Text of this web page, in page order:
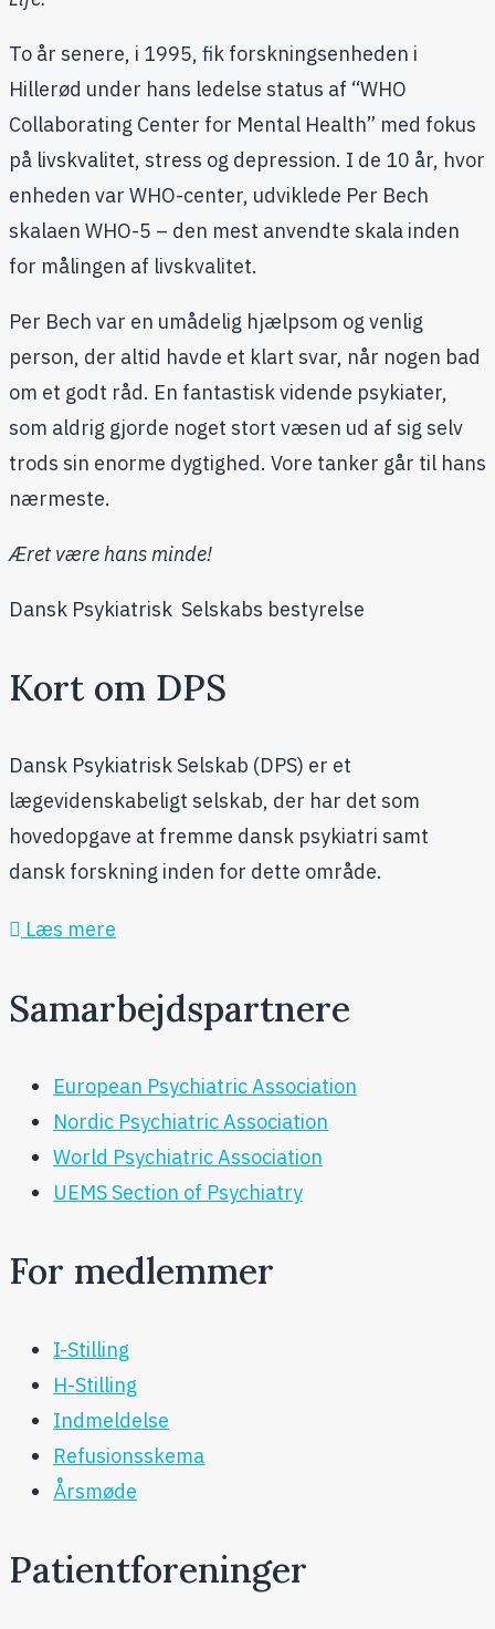
To år senere, i 1995, fik forskningsenheden i
Hillerød under hans ledelse status af “WHO
Collaborating Center for Mental Health” med fokus
på livskvalitet, stress og depression. I de 10 år, hvor
enheden var WHO-center, udviklede Per Bech
skalaen WHO-5 – den mest anvendte skala inden
for målingen af livskvalitet.
Per Bech var en umådelig hjælpsom og venlig
person, der altid havde et klart svar, når nogen bad
om et godt råd. En fantastisk vidende psykiater,
som aldrig gjorde noget stort væsen ud af sig selv
trods sin enorme dygtighed. Vore tanker går til hans
nærmeste.
Æret være hans minde!
Dansk Psykiatrisk Selskabs bestyrelse
Kort om DPS
Dansk Psykiatrisk Selskab (DPS) er et
lægevidenskabeligt selskab, der har det som
hovedopgave at fremme dansk psykiatri samt
dansk forskning inden for dette område.
Læs mere
Samarbejdspartnere
European Psychiatric Association
Nordic Psychiatric Association
World Psychiatric Association
UEMS Section of Psychiatry
For medlemmer
I-Stilling
H-Stilling
Indmeldelse
Refusionsskema
Årsmøde
Patientforeninger